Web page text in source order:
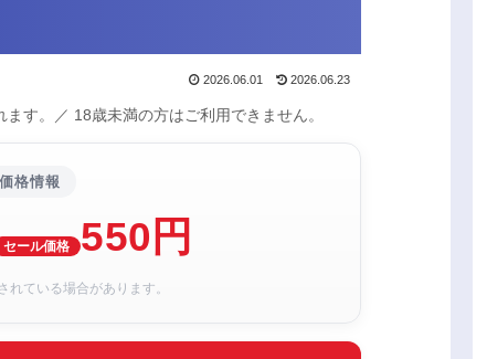
2026.06.01 2026.06.23
す。／ 18歳未満の方はご利用できません。
価格情報
セール価格 550円
ている場合があります。